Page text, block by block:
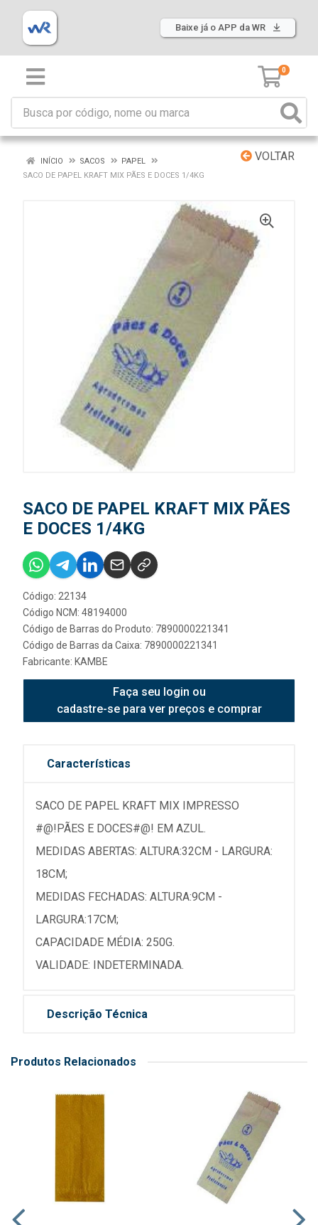
Baixe já o APP da WR
0
VOLTAR
INÍCIO SACOS
PAPEL
SACO DE PAPEL KRAFT MIX PÃES E DOCES 1/4KG
SACO DE PAPEL KRAFT MIX PÃES
E DOCES 1/4KG
Código: 22134
Código NCM: 48194000
Código de Barras do Produto: 7890000221341
Código de Barras da Caixa: 7890000221341
Fabricante: KAMBE
Faça seu login ou
cadastre-se para ver preços e comprar
Características
SACO DE PAPEL KRAFT MIX IMPRESSO
#@!PÃES E DOCES#@! EM AZUL.
MEDIDAS ABERTAS: ALTURA:32CM - LARGURA:
18CM;
MEDIDAS FECHADAS: ALTURA:9CM -
LARGURA:17CM;
CAPACIDADE MÉDIA: 250G.
VALIDADE: INDETERMINADA.
Descrição Técnica
Produtos Relacionados